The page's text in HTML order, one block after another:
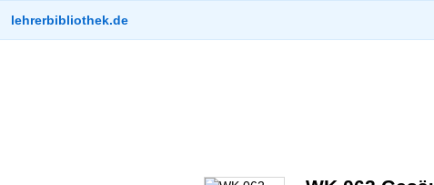
lehrerbibliothek.de